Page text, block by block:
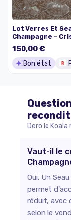
Lot Verres Et
Champagne -
Brissac
150,00 €
Bon état
Dero le
Vaut-il le
Oui. Un
permet
réduit, avec
selon le